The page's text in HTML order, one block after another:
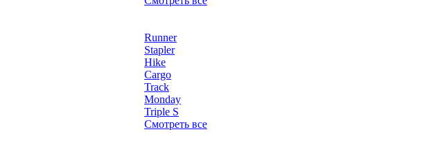
Runner
Stapler
Hike
Cargo
Track
Monday
Triple S
Смотреть все